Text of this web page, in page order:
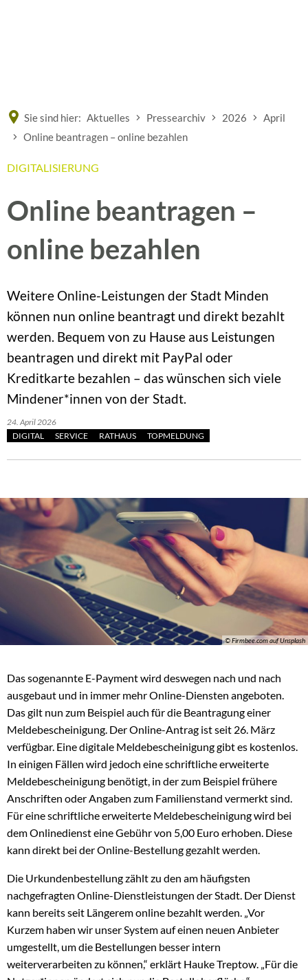
Sie sind hier: Aktuelles Pressearchiv 2026
April
Online beantragen – online bezahlen
DIGITALISIERUNG
Online beantragen –
online bezahlen
Weitere Online-Leistungen der Stadt Minden
können nun online beantragt und direkt bezahlt
werden. Bequem von zu Hause aus Leistungen
beantragen und direkt mit PayPal oder
Kreditkarte bezahlen – das wünschen sich viele
Mindener*innen von der Stadt.
24. April 2026
DIGITAL
SERVICE RATHAUS TOPMELDUNG
© Firmbee.com auf Unsplash
Das sogenannte E-Payment wird deswegen nach und nach
ausgebaut und in immer mehr Online-Diensten angeboten.
Das gilt nun zum Beispiel auch für die Beantragung einer
Meldebescheinigung. Der Online-Antrag ist seit 26. März
verfügbar. Eine digitale Meldebescheinigung gibt es kostenlos.
In einigen Fällen wird jedoch eine schriftliche erweiterte
Meldebescheinigung benötigt, in der zum Beispiel frühere
Anschriften oder Angaben zum Familienstand vermerkt sind.
Für eine schriftliche erweiterte Meldebescheinigung wird bei
dem Onlinedienst eine Gebühr von 5,00 Euro erhoben. Diese
kann direkt bei der Online-Bestellung gezahlt werden.
Die Urkundenbestellung zählt zu den am häufigsten
nachgefragten Online-Dienstleistungen der Stadt. Der Dienst
kann bereits seit Längerem online bezahlt werden. „Vor
Kurzem haben wir unser System auf einen neuen Anbieter
umgestellt, um die Bestellungen besser intern
weiterverarbeiten zu können,“ erklärt Hauke Treptow. „Für die